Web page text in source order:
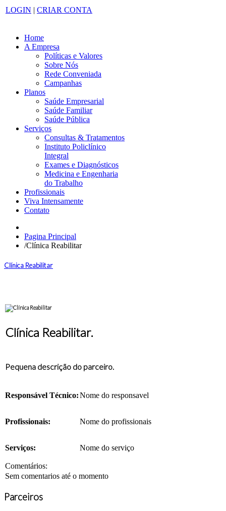
LOGIN | CRIAR CONTA
Home
A Empresa
Políticas e Valores
Sobre Nós
Rede Conveniada
Campanhas
Planos
Saúde Empresarial
Saúde Familiar
Saúde Pública
Serviços
Consultas & Tratamentos
Instituto Policlínico
Integral
Exames e Diagnósticos
Medicina e Engenharia
do Trabalho
Profissionais
Viva Intensamente
Contato
Pagina Principal
/Clínica Reabilitar
Clínica Reabilitar
Clínica Reabilitar.
Pequena descrição do parceiro.
Responsável Técnico:Nome do responsavel
Profissionais: Nome do profissionais
Serviços: Nome do serviço
Comentários:
Sem comentarios até o momento
Parceiros